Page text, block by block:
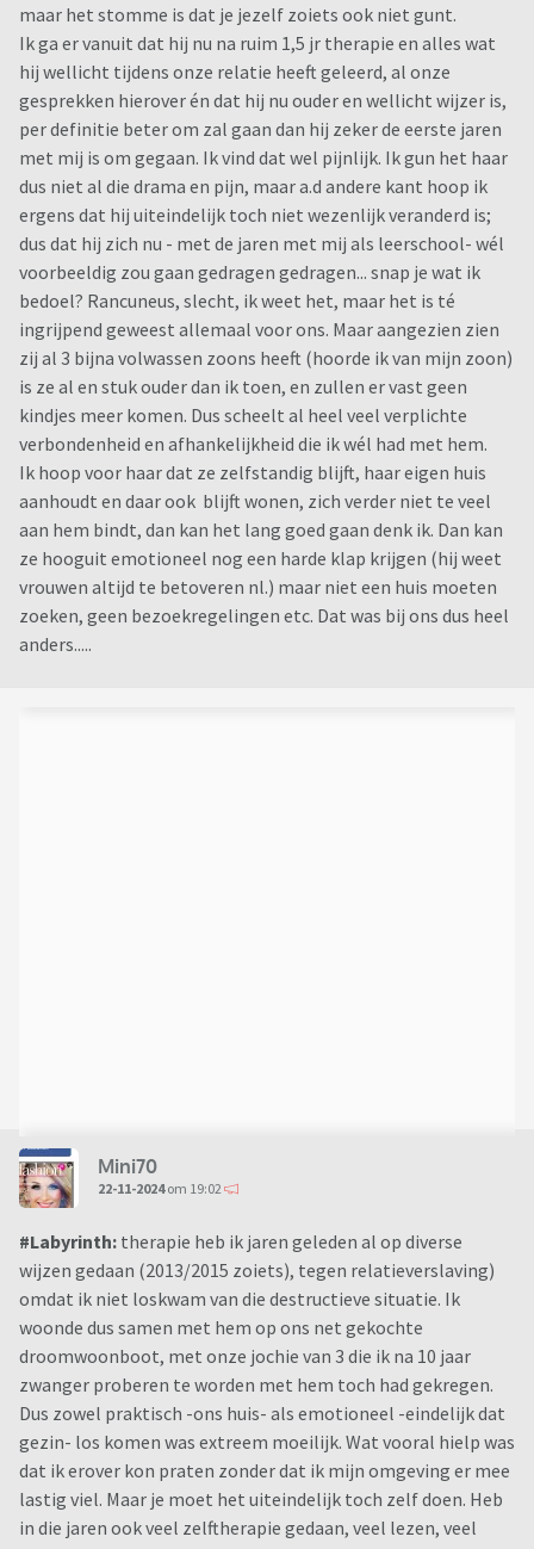
maar het stomme is dat je jezelf zoiets ook niet gunt.
Ik ga er vanuit dat hij nu na ruim 1,5 jr therapie en alles wat
hij wellicht tijdens onze relatie heeft geleerd, al onze
gesprekken hierover én dat hij nu ouder en wellicht wijzer is,
per definitie beter om zal gaan dan hij zeker de eerste jaren
met mij is om gegaan. Ik vind dat wel pijnlijk. Ik gun het haar
dus niet al die drama en pijn, maar a.d andere kant hoop ik
ergens dat hij uiteindelijk toch niet wezenlijk veranderd is;
dus dat hij zich nu - met de jaren met mij als leerschool- wél
voorbeeldig zou gaan gedragen gedragen... snap je wat ik
bedoel? Rancuneus, slecht, ik weet het, maar het is té
ingrijpend geweest allemaal voor ons. Maar aangezien zien
zij al 3 bijna volwassen zoons heeft (hoorde ik van mijn zoon)
is ze al en stuk ouder dan ik toen, en zullen er vast geen
kindjes meer komen. Dus scheelt al heel veel verplichte
verbondenheid en afhankelijkheid die ik wél had met hem.
Ik hoop voor haar dat ze zelfstandig blijft, haar eigen huis
aanhoudt en daar ook blijft wonen, zich verder niet te veel
aan hem bindt, dan kan het lang goed gaan denk ik. Dan kan
ze hooguit emotioneel nog een harde klap krijgen (hij weet
vrouwen altijd te betoveren nl.) maar niet een huis moeten
zoeken, geen bezoekregelingen etc. Dat was bij ons dus heel
anders.....
Mini70
22-11-2024om 19:02
#Labyrinth: therapie heb ik jaren geleden al op diverse
wijzen gedaan (2013/2015 zoiets), tegen relatieverslaving)
omdat ik niet loskwam van die destructieve situatie. Ik
woonde dus samen met hem op ons net gekochte
droomwoonboot, met onze jochie van 3 die ik na 10 jaar
zwanger proberen te worden met hem toch had gekregen.
Dus zowel praktisch -ons huis- als emotioneel -eindelijk dat
gezin- los komen was extreem moeilijk. Wat vooral hielp was
dat ik erover kon praten zonder dat ik mijn omgeving er mee
lastig viel. Maar je moet het uiteindelijk toch zelf doen. Heb
in die jaren ook veel zelftherapie gedaan, veel lezen, veel